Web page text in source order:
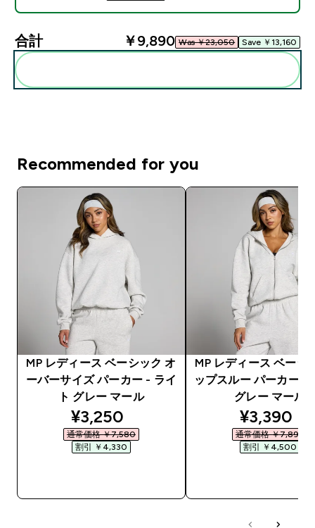
合計 ￥9,890‎ Was ￥23,050‎ Save ￥13,160‎
Recommended for you
MP レディース ベーシック オ
ーバーサイズ パーカー - ライ
ト グレー マール
discounted price
¥3,250‎
通常価格 ￥7,580‎
割引 ￥4,330‎
MP レディース ベーシ
ップスルー パーカー –
グレー マール
¥3,390‎
通常価格 ￥7,890‎
割引 ￥4,500‎